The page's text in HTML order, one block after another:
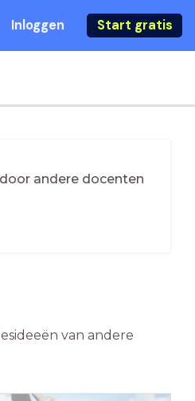
Inloggen Start gratis
andere docenten
van andere